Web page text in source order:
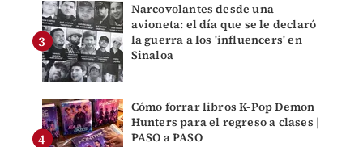
Narcovolantes desde una
avioneta: el día que se le declaró
la guerra a los 'influencers' en
Sinaloa
Cómo forrar libros K-Pop Demon
Hunters para el regreso a clases |
PASO a PASO